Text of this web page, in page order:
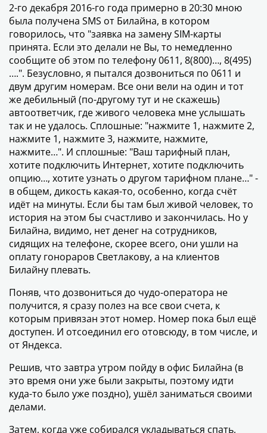
2-го декабря 2016-го года примерно в 20:30 мною
была получена SMS от Билайна, в котором
говорилось, что "заявка на замену SIM-карты
принята. Если это делали не Вы, то немедленно
сообщите об этом по телефону 0611, 8(800)…, 8(495)
….". Безусловно, я пытался дозвониться по 0611 и
двум другим номерам. Все они вели на один и тот
же дебильный (по-другому тут и не скажешь)
автоответчик, где живого человека мне услышать
так и не удалось. Сплошные: "нажмите 1, нажмите 2,
нажмите 1, нажмите 3, нажмите, нажмите,
нажмите…". И сплошные: "Ваш тарифный план,
хотите подключить Интернет, хотите подключить
опцию…, хотите узнать о другом тарифном плане…" -
в общем, дикость какая-то, особенно, когда счёт
идёт на минуты. Если бы там был живой человек, то
история на этом бы счастливо и закончилась. Но у
Билайна, видимо, нет денег на сотрудников,
сидящих на телефоне, скорее всего, они ушли на
оплату гонораров Светлакову, а на клиентов
Билайну плевать.
Поняв, что дозвониться до чудо-оператора не
получится, я сразу полез на все свои счета, к
которым привязан этот номер. Номер пока был ещё
доступен. И отсоединил его отовсюду, в том числе, и
от Яндекса.
Решив, что завтра утром пойду в офис Билайна (в
это время они уже были закрыты, поэтому идти
куда-то было уже поздно), ушёл заниматься своими
делами.
Затем, когда уже собирался укладываться спать,